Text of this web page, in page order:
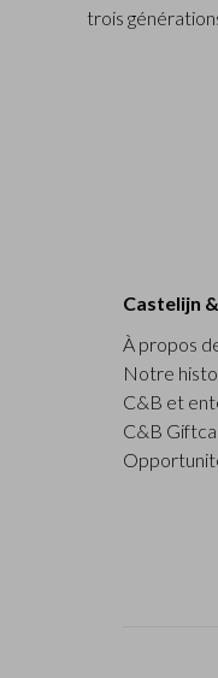
trois
Castelijn
À propos
Notre
C&B et
C&B